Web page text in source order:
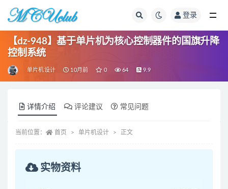
登录
【dz-948】基于单片机为核心控制器件的国旗升降
控制系统
单片机设计 10月前 0 64 9.9
详情介绍 评论建议 常见问题
当前位置： 首页 单片机设计 正文
实物资料